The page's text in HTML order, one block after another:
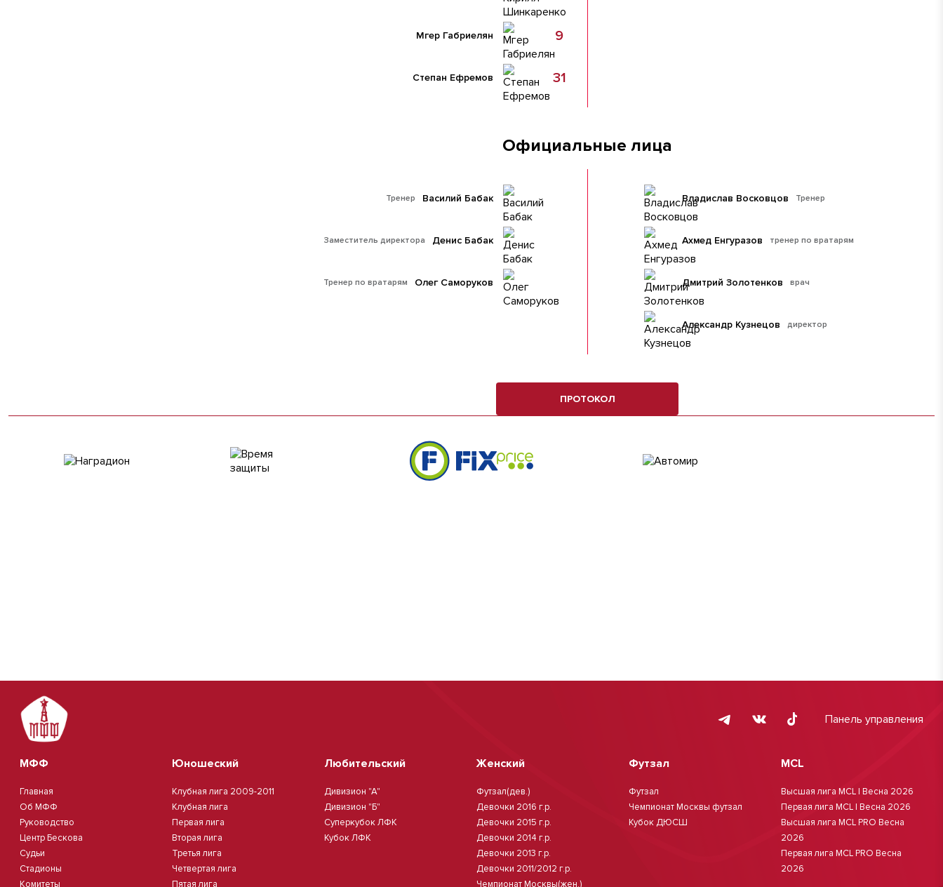
Мгер Габриелян 9
Степан Ефремов 31
Официальные лица
Тренер Василий Бабак
Заместитель директора Денис Бабак
Тренер по вратарям Олег Саморуков
Тренер
Владислав Восковцов
тренер по вратарям
Ахмед Енгуразов
врач
Дмитрий Золотенков
директор
Александр Кузнецов
ПРОТОКОЛ
Панель управления
МФФ
Главная
Об МФФ
Руководство
Центр Бескова
Судьи
Стадионы
Комитеты
Юношеский
Клубная лига 2009-2011
Клубная лига
Первая лига
Вторая лига
Третья лига
Четвертая лига
Пятая лига
Любительский
Дивизион "А"
Дивизион "Б"
Суперкубок ЛФК
Кубок ЛФК
Женский
Футзал(дев.)
Девочки 2016 г.р.
Девочки 2015 г.р.
Девочки 2014 г.р.
Девочки 2013 г.р.
Девочки 2011/2012 г.р.
Чемпионат Москвы(жен.)
Футзал
Футзал
Чемпионат Москвы футзал
Кубок ДЮСШ
MCL
Высшая лига MCL | Весна 2026
Первая лига MCL | Весна 2026
Высшая лига MCL PRO Весна
2026
Первая лига MCL PRO Весна
2026